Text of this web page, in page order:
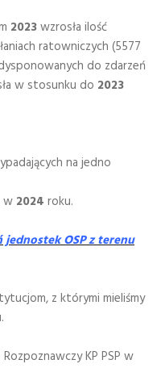
2023wzrosła ilość
ratowniczych (5577
do zdarzeń
w stosunku do 2023
na jedno
w 2024 roku.
OSP z terenu
z którymi mieliśmy
KP PSP w